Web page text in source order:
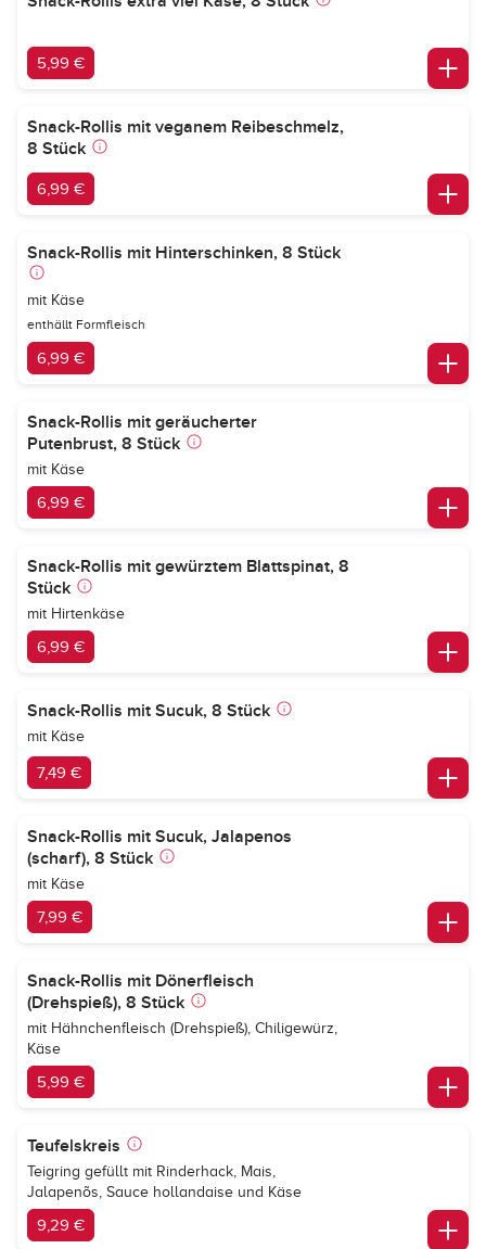
5,99 €
Snack-Rollis mit veganem Reibeschmelz,
8 Stück
6,99 €
Snack-Rollis mit Hinterschinken, 8 Stück
mit Käse
enthällt Formfleisch
6,99 €
Snack-Rollis mit geräucherter
Putenbrust, 8 Stück
mit Käse
6,99 €
Snack-Rollis mit gewürztem Blattspinat, 8
Stück
mit Hirtenkäse
6,99 €
Snack-Rollis mit Sucuk, 8 Stück
mit Käse
7,49 €
Snack-Rollis mit Sucuk, Jalapenos
(scharf), 8 Stück
mit Käse
7,99 €
Snack-Rollis mit Dönerfleisch
(Drehspieß), 8 Stück
mit Hähnchenfleisch (Drehspieß), Chiligewürz,
Käse
5,99 €
Teufelskreis
Teigring gefüllt mit Rinderhack, Mais,
Jalapenõs, Sauce hollandaise und Käse
9,29 €